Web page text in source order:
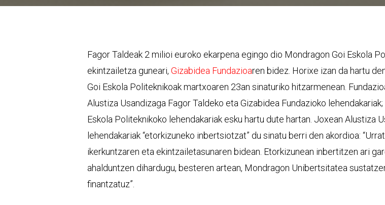
Fagor Taldeak 2 milioi euroko ekarpena egingo dio Mondragon Goi Eskola
ekintzailetza guneari, Gizabidea Fundazioaren bidez. Horixe izan da hartu
Goi Eskola Politeknikoak martxoaren 23an sinaturiko hitzarmenean.
Alustiza Usandizaga Fagor Taldeko eta Gizabidea Fundazioko
Eskola Politeknikoko lehendakariak esku hartu dute hartan. Joxean Alustiza
lehendakariak “etorkizuneko inbertsiotzat” du sinatu berri den akordioa:
ikerkuntzaren eta ekintzailetasunaren bidean. Etorkizunean inbertitzen ari
ahalduntzen dihardugu, besteren artean, Mondragon Unibertsitatea
finantzatuz”.